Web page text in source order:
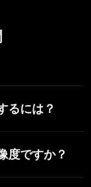
of features,
image to video,
used the free
here that
るには？
。写真をアッ
ート風のカバ
度ですか？
高解像度で書き